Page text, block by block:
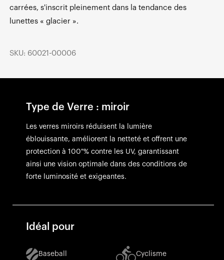
carrées, s'inscrit pleinement dans la tendance des
lunettes « glacier ».
SKU: 60021-00006
Type de Verre : miroir
Les verres miroirs réduisent la lumière
éblouissante, améliorent la netteté et offrent une
protection à 100 % contre les UV, garantissant
ainsi une vision optimale dans des conditions de
forte luminosité et exigeantes.
Idéal pour
Baseball Cyclisme